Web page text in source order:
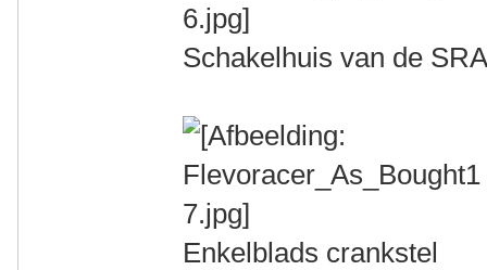
Schakelhuis van de
Enkelblads crankstel